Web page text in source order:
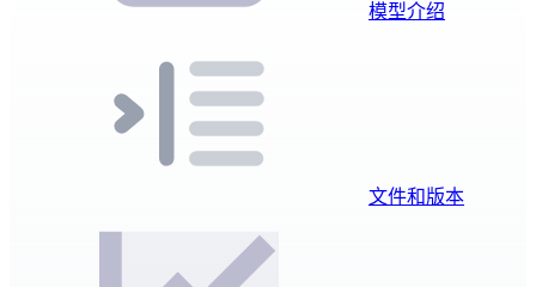
模型介绍
文件和版本